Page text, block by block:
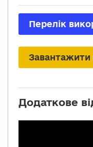
Перелік
Завантажити
Додаткове